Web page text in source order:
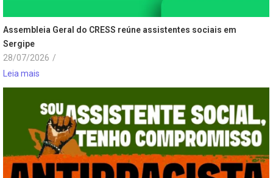
Assembleia Geral do CRESS reúne assistentes sociais em
Sergipe
28/07/2026 /
Leia mais